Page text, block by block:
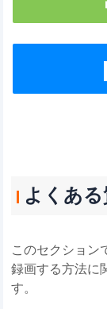
よくある
このセクション
録画する方法に
す。